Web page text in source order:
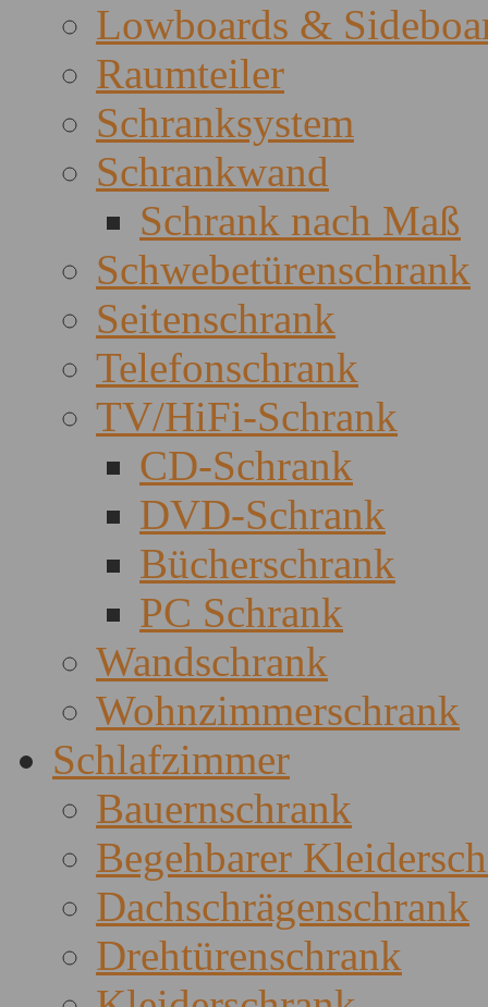
Lowboards &
Raumteiler
Schranksystem
Schrankwand
Schrank nach Maß
Schwebetürenschrank
Seitenschrank
Telefonschrank
TV/HiFi-Schrank
CD-Schrank
DVD-Schrank
Bücherschrank
PC Schrank
Wandschrank
Wohnzimmerschrank
Schlafzimmer
Bauernschrank
Begehbarer
Dachschrägenschrank
Drehtürenschrank